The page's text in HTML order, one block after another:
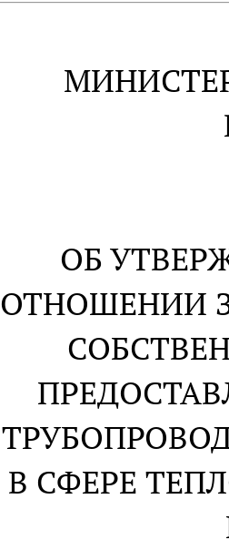
ОБ
ОТНОШЕНИИ
В СФЕРЕ